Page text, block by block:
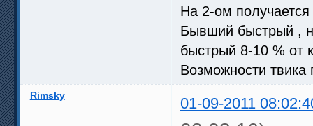
На 2-ом
Бывший быстрый ,
быстрый 8-10 % от
Возможности
Rimsky 01-09-2011